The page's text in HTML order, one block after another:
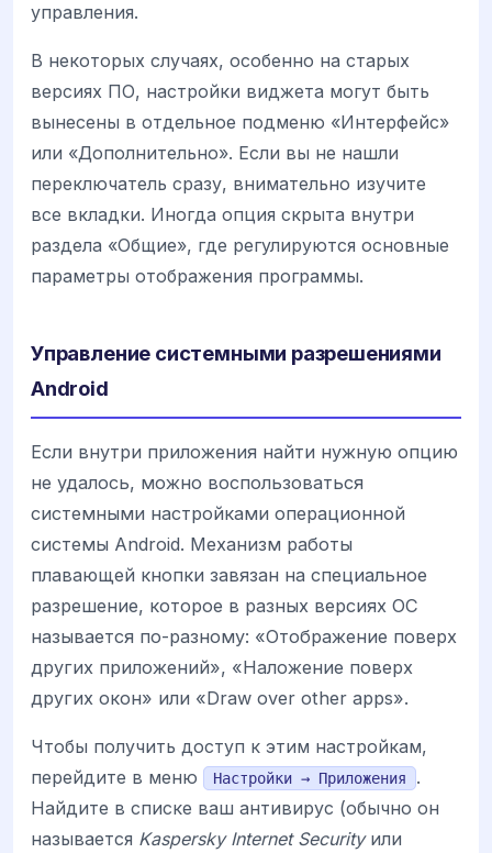
управления.
В некоторых случаях, особенно на старых
версиях ПО, настройки виджета могут быть
вынесены в отдельное подменю «Интерфейс»
или «Дополнительно». Если вы не нашли
переключатель сразу, внимательно изучите
все вкладки. Иногда опция скрыта внутри
раздела «Общие», где регулируются основные
параметры отображения программы.
Управление системными разрешениями
Android
Если внутри приложения найти нужную опцию
не удалось, можно воспользоваться
системными настройками операционной
системы Android. Механизм работы
плавающей кнопки завязан на специальное
разрешение, которое в разных версиях ОС
называется по-разному: «Отображение поверх
других приложений», «Наложение поверх
других окон» или «Draw over other apps».
Чтобы получить доступ к этим настройкам,
перейдите в меню
Настройки → Приложения
.
Найдите в списке ваш антивирус (обычно он
называется Kaspersky Internet Securityили